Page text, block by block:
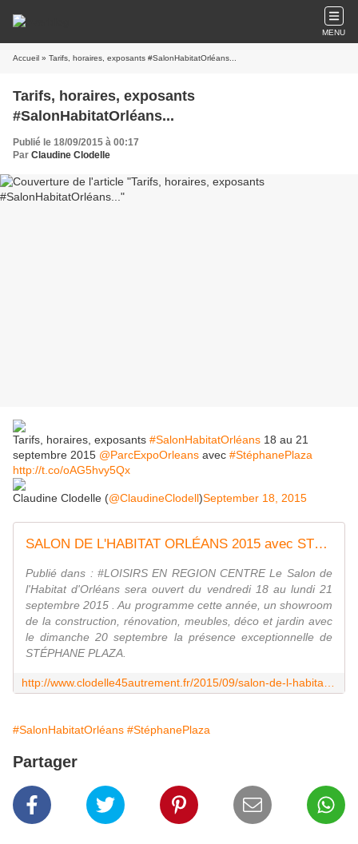
MENU
Accueil » Tarifs, horaires, exposants #SalonHabitatOrléans...
Tarifs, horaires, exposants
#SalonHabitatOrléans...
Publié le 18/09/2015 à 00:17
Par Claudine Clodelle
Tarifs, horaires, exposants #SalonHabitatOrléans 18 au 21
septembre 2015 @ParcExpoOrleans avec #StéphanePlaza
http://t.co/oAG5hvy5Qx
Claudine Clodelle (@ClaudineClodell)September 18, 2015
SALON DE L'HABITAT ORLÉANS 2015 avec STÉPHANE PLAZA : Programme horaires, tarifs - VIVRE AUTREMENT VOS LOISIRS avec Clodelle
Publié dans : #LOISIRS EN REGION CENTRE Le Salon de
l'Habitat d'Orléans sera ouvert du vendredi 18 au lundi 21
septembre 2015 . Au programme cette année, un showroom
de la construction, rénovation, meubles, déco et jardin avec
le dimanche 20 septembre la présence exceptionnelle de
STÉPHANE PLAZA.
#SalonHabitatOrléans #StéphanePlaza
Partager